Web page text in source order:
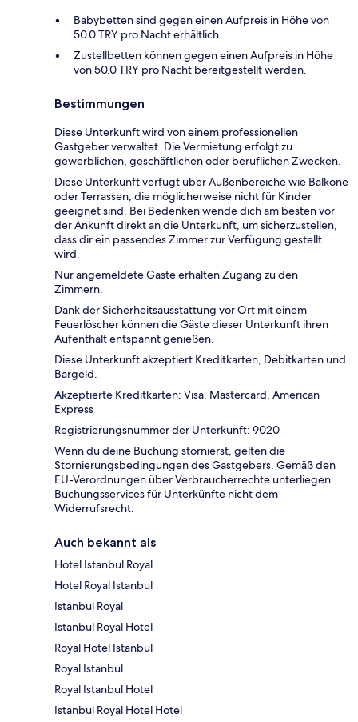
Babybetten sind gegen einen Aufpreis in Höhe von
50.0 TRY pro Nacht erhältlich.
Zustellbetten können gegen einen Aufpreis in Höhe
von 50.0 TRY pro Nacht bereitgestellt werden.
Bestimmungen
Diese Unterkunft wird von einem professionellen
Gastgeber verwaltet. Die Vermietung erfolgt zu
gewerblichen, geschäftlichen oder beruflichen Zwecken.
Diese Unterkunft verfügt über Außenbereiche wie Balkone
oder Terrassen, die möglicherweise nicht für Kinder
geeignet sind. Bei Bedenken wende dich am besten vor
der Ankunft direkt an die Unterkunft, um sicherzustellen,
dass dir ein passendes Zimmer zur Verfügung gestellt
wird.
Nur angemeldete Gäste erhalten Zugang zu den
Zimmern.
Dank der Sicherheitsausstattung vor Ort mit einem
Feuerlöscher können die Gäste dieser Unterkunft ihren
Aufenthalt entspannt genießen.
Diese Unterkunft akzeptiert Kreditkarten, Debitkarten und
Bargeld.
Akzeptierte Kreditkarten: Visa, Mastercard, American
Express
Registrierungsnummer der Unterkunft: 9020
Wenn du deine Buchung stornierst, gelten die
Stornierungsbedingungen des Gastgebers. Gemäß den
EU-Verordnungen über Verbraucherrechte unterliegen
Buchungsservices für Unterkünfte nicht dem
Widerrufsrecht.
Auch bekannt als
Hotel Istanbul Royal
Hotel Royal Istanbul
Istanbul Royal
Istanbul Royal Hotel
Royal Hotel Istanbul
Royal Istanbul
Royal Istanbul Hotel
Istanbul Royal Hotel Hotel